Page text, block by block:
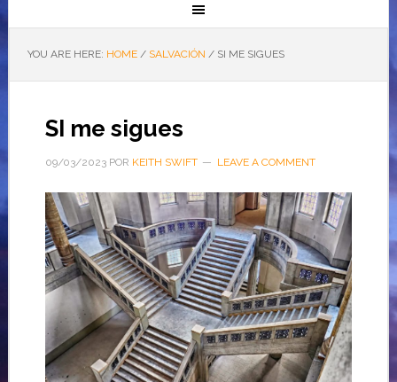
YOU ARE HERE: HOME / SALVACIÓN /SI ME SIGUES
SI me sigues
09/03/2023POR KEITH SWIFT LEAVE A COMMENT